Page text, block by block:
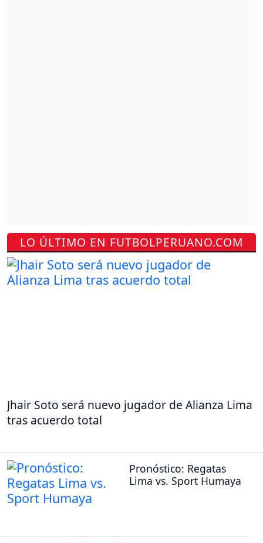
LO ÚLTIMO EN FUTBOLPERUANO.COM
Jhair Soto será nuevo jugador de Alianza Lima
tras acuerdo total
Pronóstico: Regatas
Lima vs. Sport Humaya